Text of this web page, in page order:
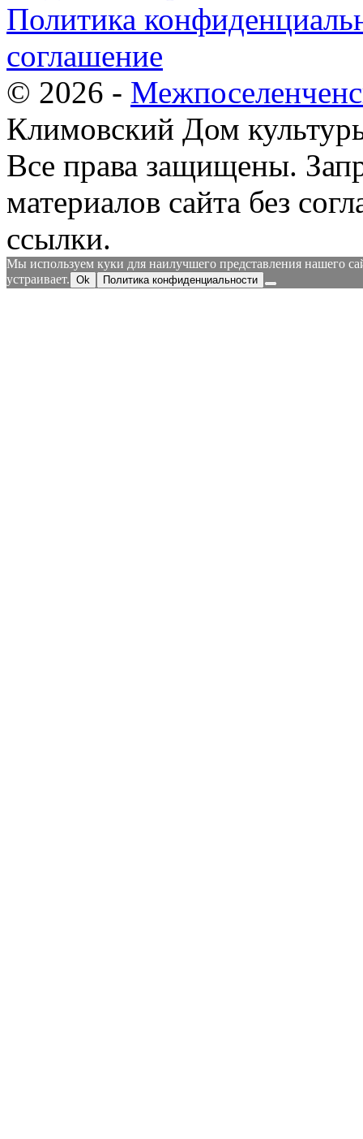
Политика
соглашение
© 2026 -
Климовский Дом
Все права защищены.
материалов сайта без
ссылки.
Мы используем куки для наилучшего представления нашего
устраивает. Ok Политика конфиденциальности